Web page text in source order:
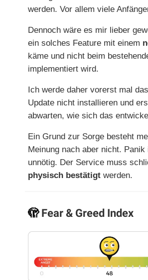
werden. Vor allem viele
Dennoch wäre es mir lieber
ein solches Feature mit einem
käme und nicht beim
implementiert wird.
Ich werde daher vorerst mal
Update nicht installieren und
abwarten, wie sich das
Ein Grund zur Sorge besteht
Meinung nach aber nicht. Panik
unnötig. Der Service muss
physisch bestätigt werden.
🫣Fear & Greed Index